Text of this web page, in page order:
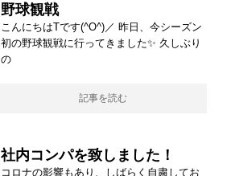
野球観戦
こんにちはTです(^O^)／ 昨日、今シーズン
初の野球観戦に行ってきました✨ 久しぶり
の
記事を読む
社内コンパを致しました！
コロナの影響もあり、しばらく自粛してお